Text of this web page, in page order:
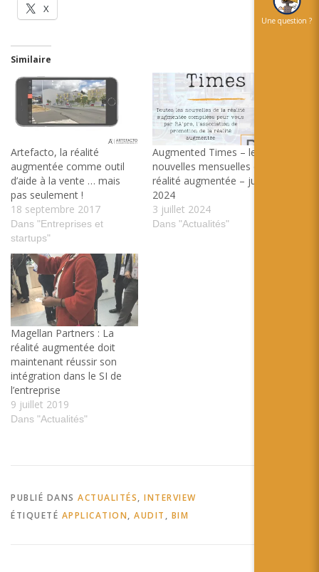
X
Similaire
Artefacto, la réalité
augmentée comme outil
d’aide à la vente … mais
pas seulement !
18 septembre 2017
Dans "Entreprises et
startups"
Augmented Times – les
nouvelles mensuelles de la
réalité augmentée – juin
2024
3 juillet 2024
Dans "Actualités"
Magellan Partners : La
réalité augmentée doit
maintenant réussir son
intégration dans le SI de
l’entreprise
9 juillet 2019
Dans "Actualités"
PUBLIÉ DANS ACTUALITÉS, INTERVIEW
ÉTIQUETÉ APPLICATION, AUDIT , BIM
Une question ?